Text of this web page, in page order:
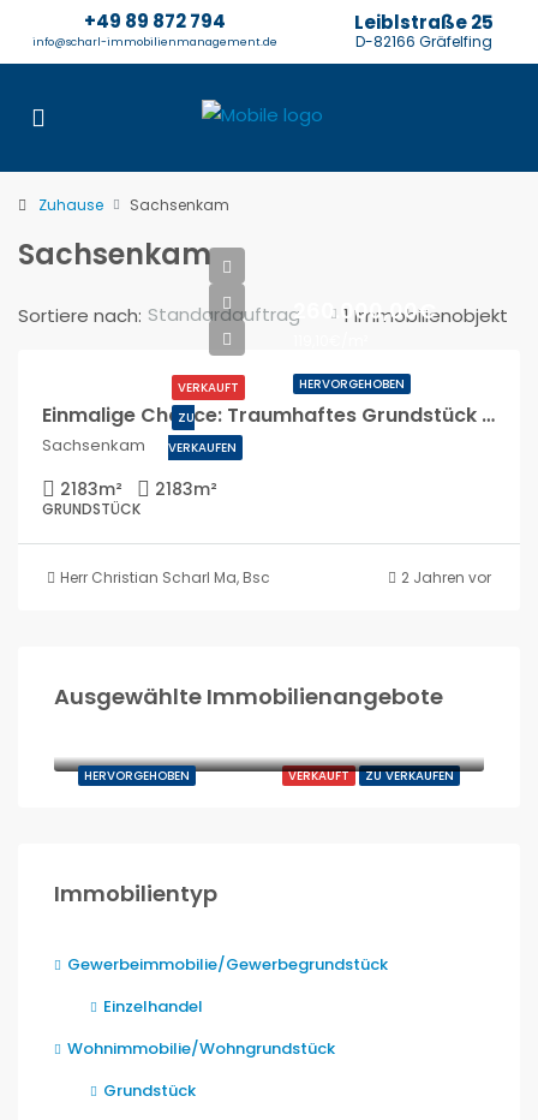
+49 89 872 794
info@scharl-immobilienmanagement.de
Leiblstraße 25
D-82166 Gräfelfing
Zuhause Sachsenkam
Sachsenkam
1 Immobilienobjekt
Sortiere nach: Standardauftrag
HERVORGEHOBEN
VERKAUFT
ZU
VERKAUFEN
260.000,00€
Einmalige Chance: Traumhaftes Grundstück mit Holzhütte im Naturschutzgebiet am Kirchsee (See,200m)
Sachsenkam
2183m² 2183m²
GRUNDSTÜCK
Herr Christian Scharl Ma, Bsc Immobilienmanagement
2 Jahren vor
Ausgewählte Immobilienangebote
VERKAUFT ZU VERKAUFEN
HERVORGEHOBEN
Immobilientyp
Gewerbeimmobilie/Gewerbegrundstück
Einzelhandel
Wohnimmobilie/Wohngrundstück
Grundstück